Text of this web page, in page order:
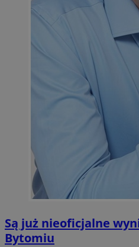
Są już nieoficjalne
Bytomiu